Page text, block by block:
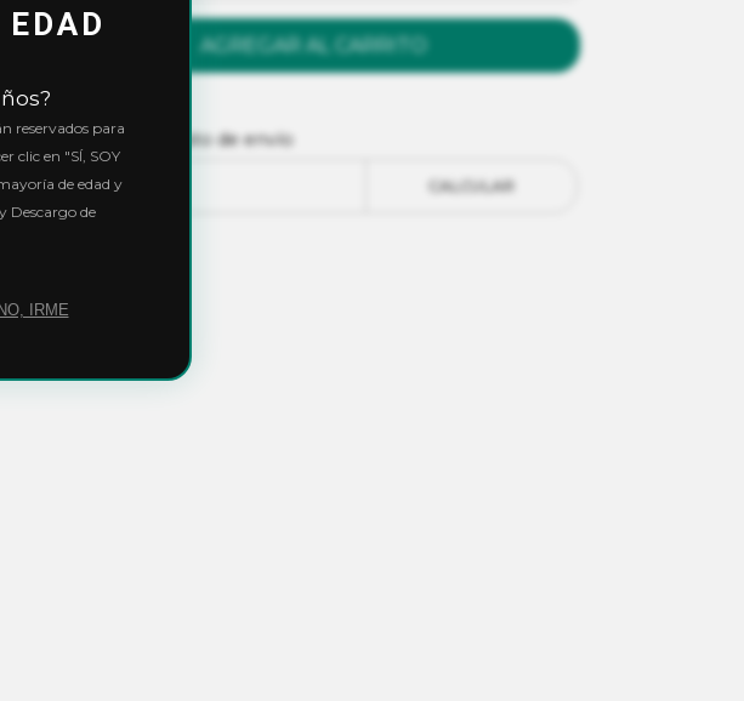
AGREGAR AL CARRITO
Calculá el costo de envío
CALCULAR
reservados para
clic en "SÍ, SOY
de edad y
Descargo de
IRME